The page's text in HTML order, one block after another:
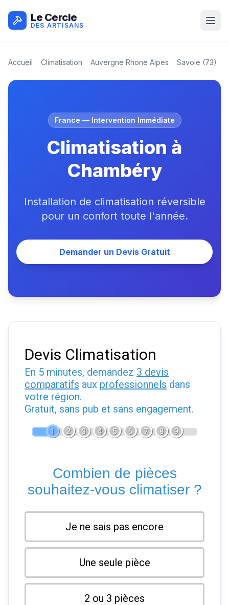
Le Cercle
DES ARTISANS
Accueil Climatisation Auvergne Rhone Alpes Savoie (73)
France — Intervention Immédiate
Climatisation à
Chambéry
Installation de climatisation réversible
pour un confort toute l'année.
Demander un Devis Gratuit
Devis Climatisation
En 5 minutes, demandez 3 devis
comparatifs aux professionnels dans
votre région.
Gratuit, sans pub et sans engagement.
1 2 3 4 5 6 7 8 9
Combien de pièces
souhaitez-vous climatiser ?
Je ne sais pas encore
Une seule pièce
2 ou 3 pièces